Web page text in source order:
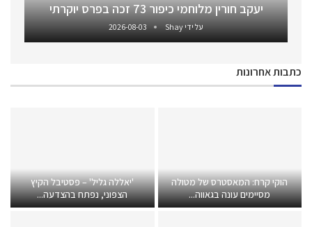
יעקב חורין מלוחמי כיפור 73 זכה בפרס יוקרתי
על ידיShay
2026-08-03
כתבות אחרונות
הוקי קרח: המאסטרס של מטולה
מסיימים עונה בגאווה...
'יאללה גליל' – פסטיבל הקיץ
הצפוני, נפתח בהצדעה...